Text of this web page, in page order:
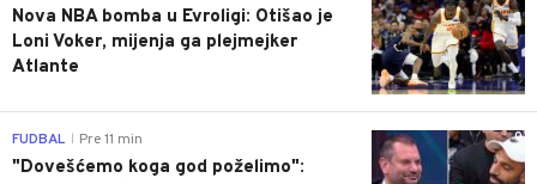
Nova NBA bomba u Evroligi: Otišao je
Loni Voker, mijenja ga plejmejker
Atlante
0
FUDBAL Pre 11 min
"Dovešćemo koga god poželimo":